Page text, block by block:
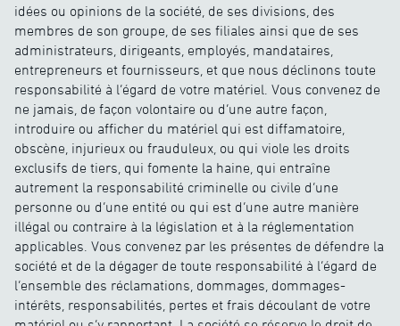
idées ou opinions de la société, de ses divisions, des
membres de son groupe, de ses filiales ainsi que de ses
administrateurs, dirigeants, employés, mandataires,
entrepreneurs et fournisseurs, et que nous déclinons toute
responsabilité à l’égard de votre matériel. Vous convenez de
ne jamais, de façon volontaire ou d’une autre façon,
introduire ou afficher du matériel qui est diffamatoire,
obscène, injurieux ou frauduleux, ou qui viole les droits
exclusifs de tiers, qui fomente la haine, qui entraîne
autrement la responsabilité criminelle ou civile d’une
personne ou d’une entité ou qui est d’une autre manière
illégal ou contraire à la législation et à la réglementation
applicables. Vous convenez par les présentes de défendre la
société et de la dégager de toute responsabilité à l’égard de
l’ensemble des réclamations, dommages, dommages-
intérêts, responsabilités, pertes et frais découlant de votre